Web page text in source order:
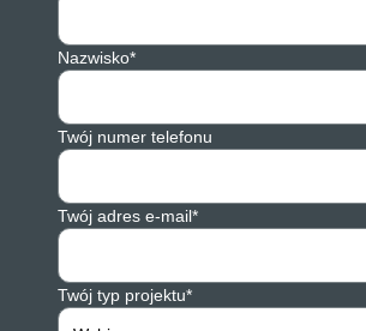
Nazwisko*
Twój numer telefonu
Twój adres e-mail*
Twój typ projektu*